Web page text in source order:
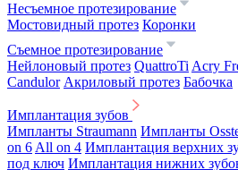
Несъемное протезирование
Мостовидный протез Коронки
Съемное протезирование
Нейлоновый протез QuattroTi Acry
Candulor Акриловый протез Бабочка
Имплантация зубов
Импланты Straumann Импланты
on 6 All on 4 Имплантация верхних
под ключ Имплантация нижних